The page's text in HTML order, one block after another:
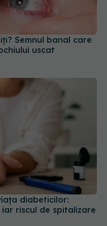
Semnul banal care
uscat
diabeticilor:
riscul de spitalizare